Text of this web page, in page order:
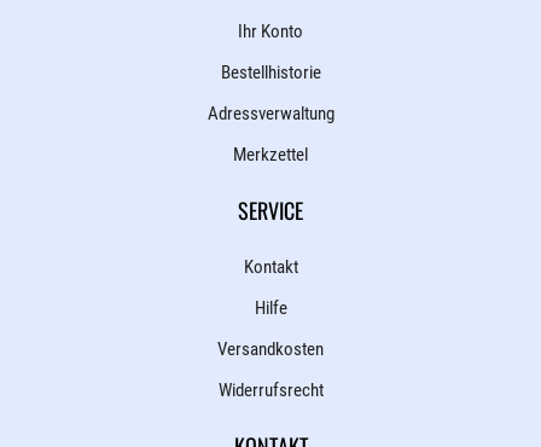
Ihr Konto
Bestellhistorie
Adressverwaltung
Merkzettel
SERVICE
Kontakt
Hilfe
Versandkosten
Widerrufsrecht